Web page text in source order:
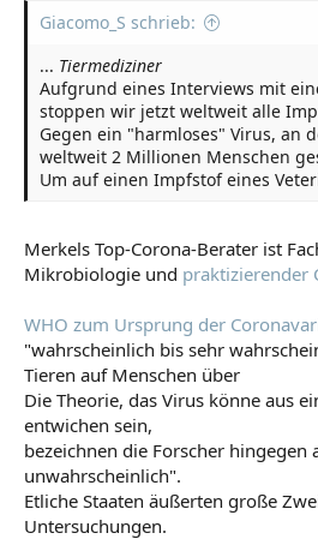
Giacomo_S schrieb:
... Tiermediziner
Aufgrund eines Interviews mit
stoppen wir jetzt weltweit alle
Gegen ein "harmloses" Virus, an
weltweit 2 Millionen Menschen
Um auf einen Impfstof eines
Merkels Top-Corona-Berater ist
Mikrobiologie und praktizierender
WHO zum Ursprung der
"wahrscheinlich bis sehr
Tieren auf Menschen über
Die Theorie, das Virus könne aus
entwichen sein,
bezeichnen die Forscher hingegen
unwahrscheinlich".
Etliche Staaten äußerten große
Untersuchungen.